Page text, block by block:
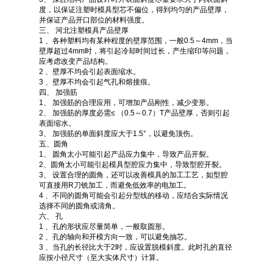
度，以保证注塑时模具型芯不偏位，得到均匀的产品壁厚，
并保证产品开口部位的材料强度。
三、 河北注塑模具产品壁厚
1 、各种塑料均有某种程度的壁厚范围，一般0.5～4mm，当
壁厚超过4mm时，将引起冷却时间过长，产生缩印等问题，
应考虑改变产品结构。
2 、壁厚不均会引起表面缩水。
3 、壁厚不均会引起气孔和熔接痕。
四、 加强筋
1、 加强筋的合理应用，可增加产品刚性，减少变形。
2、 加强筋的厚度必需≤ （0.5～0.7）T产品壁厚，否则引起
表面缩水。
3、 加强筋的单面斜度应大于1.5°，以避免顶伤。
五、圆角
1、 圆角太小可能引起产品应力集中，导致产品开裂。
2、圆角太小可能引起模具型腔应力集中，导致型腔开裂。
3、 设置合理的圆角，还可以改善模具的加工工艺，如型腔
可直接用R刀铣加工，而避免低效率的电加工。
4 、不同的圆角可能会引起分型线的移动，应结合实际情况
选择不同的圆角或清角。
六、 孔
1 、孔的形状应尽量简单，一般取圆形。
2 、孔的轴向和开模方向一致，可以避免抽芯。
3 、当孔的长径比大于2时，应设置脱模斜度。此时孔的直径
应按小径尺寸（至大实体尺寸）计算。